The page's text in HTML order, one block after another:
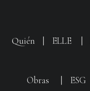
Quién ELLE
Obras ESG